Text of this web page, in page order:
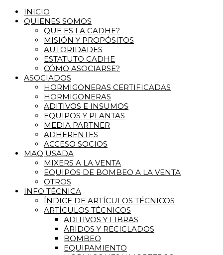
INICIO
QUIENES SOMOS
QUE ES LA CADHE?
MISIÓN Y PROPÓSITOS
AUTORIDADES
ESTATUTO CADHE
CÓMO ASOCIARSE?
ASOCIADOS
HORMIGONERAS CERTIFICADAS
HORMIGONERAS
ADITIVOS E INSUMOS
EQUIPOS Y PLANTAS
MEDIA PARTNER
ADHERENTES
ACCESO SOCIOS
MAQ USADA
MIXERS A LA VENTA
EQUIPOS DE BOMBEO A LA VENTA
OTROS
INFO TÉCNICA
ÍNDICE DE ARTÍCULOS TÉCNICOS
ARTÍCULOS TÉCNICOS
ADITIVOS Y FIBRAS
ÁRIDOS Y RECICLADOS
BOMBEO
EQUIPAMIENTO